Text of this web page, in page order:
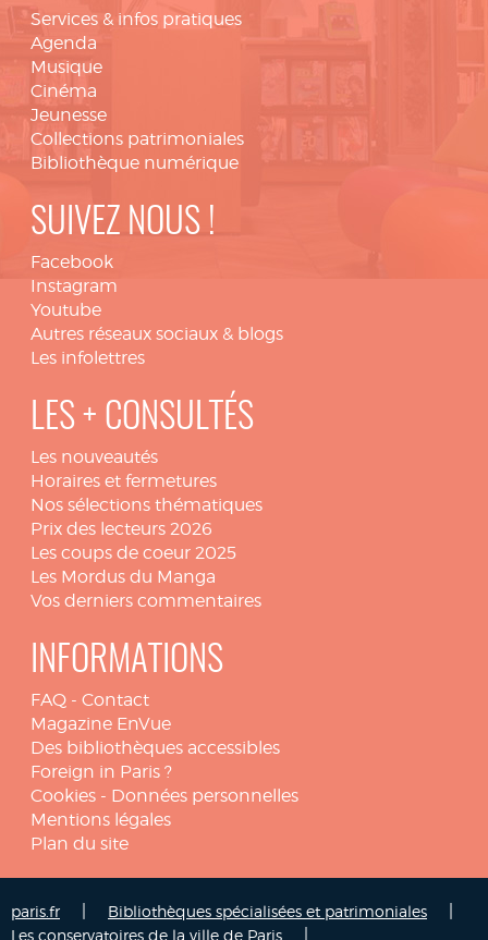
Services & infos pratiques
Agenda
Musique
Cinéma
Jeunesse
Collections patrimoniales
Bibliothèque numérique
SUIVEZ NOUS !
Facebook
Instagram
Youtube
Autres réseaux sociaux & blogs
Les infolettres
LES + CONSULTÉS
Les nouveautés
Horaires et fermetures
Nos sélections thématiques
Prix des lecteurs 2026
Les coups de coeur 2025
Les Mordus du Manga
Vos derniers commentaires
INFORMATIONS
FAQ - Contact
Magazine EnVue
Des bibliothèques accessibles
Foreign in Paris ?
Cookies - Données personnelles
Mentions légales
Plan du site
paris.fr Bibliothèques spécialisées et patrimoniales
Les conservatoires de la ville de Paris